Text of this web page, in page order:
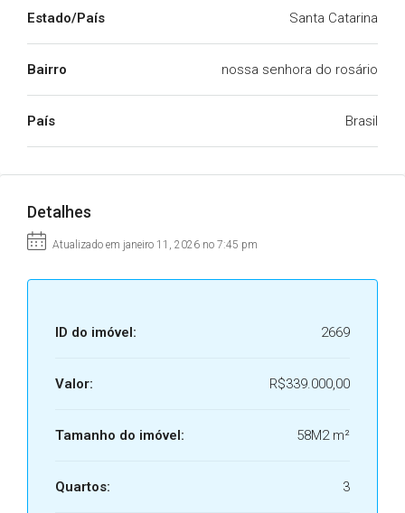
Estado/País Santa Catarina
Bairro nossa senhora do rosário
País Brasil
Detalhes
Atualizado em janeiro 11, 2026 no 7:45 pm
ID do imóvel: 2669
Valor: R$339.000,00
Tamanho do imóvel: 58M2 m²
Quartos: 3